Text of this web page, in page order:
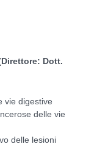
Dott.
vie digestive
delle vie
delle lesioni